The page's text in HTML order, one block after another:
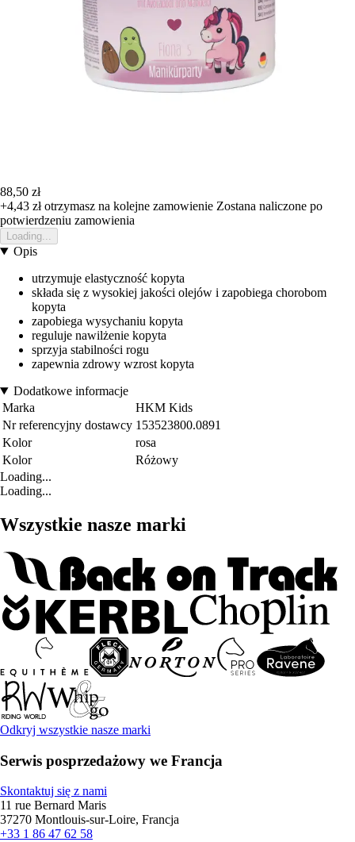
88,50 zł
+4,43 złotrzymasz na kolejne zamowienie Zostana naliczone po
potwierdzeniu zamowienia
Loading...
Opis
utrzymuje elastyczność kopyta
składa się z wysokiej jakości olejów i zapobiega chorobom
kopyta
zapobiega wysychaniu kopyta
reguluje nawilżenie kopyta
sprzyja stabilności rogu
zapewnia zdrowy wzrost kopyta
Dodatkowe informacje
Marka
HKM Kids
Nr referencyjny dostawcy 153523800.0891
Kolor
rosa
Kolor
Różowy
Loading...
Loading...
Wszystkie nasze marki
Odkryj wszystkie nasze marki
Serwis posprzedażowy we Francja
Skontaktuj się z nami
11 rue Bernard Maris
37270 Montlouis-sur-Loire, Francja
+33 1 86 47 62 58